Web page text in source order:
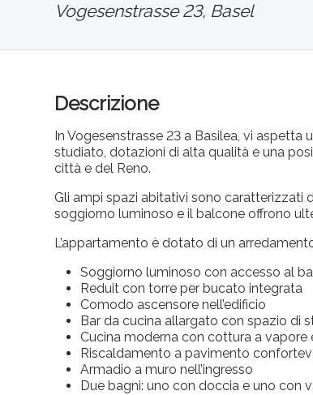
Vogesenstrasse 23, Basel
Descrizione
In Vogesenstrasse 23 a Basilea, vi
studiato, dotazioni di alta qualità e una
città e del Reno.
Gli ampi spazi abitativi sono caratterizzati
soggiorno luminoso e il balcone offrono
L’appartamento è dotato di un
Soggiorno luminoso con accesso al
Reduit con torre per bucato integrata
Comodo ascensore nell’edificio
Bar da cucina allargato con spazio di
Cucina moderna con cottura a
Riscaldamento a pavimento
Armadio a muro nell’ingresso
Due bagni: uno con doccia e uno con